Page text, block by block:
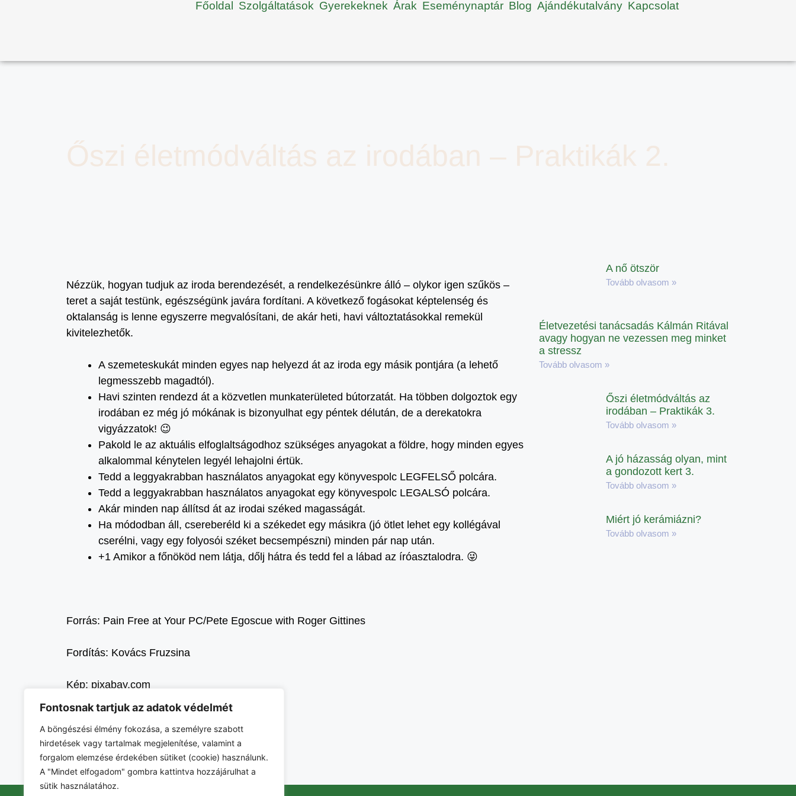
Fontosnak tartjuk az adatok védelmét
A böngészési élmény fokozása, a személyre szabott
hirdetések vagy tartalmak megjelenítése, valamint a
forgalom elemzése érdekében sütiket (cookie) használunk.
A "Mindet elfogadom" gombra kattintva hozzájárulhat a
sütik használatához.
Főoldal Szolgáltatások Gyerekeknek Árak Eseménynaptár Blog Ajándékutalvány Kapcsolat
Őszi életmódváltás az irodában – Praktikák 2.
Nézzük, hogyan tudjuk az iroda berendezését, a rendelkezésünkre álló – olykor igen szűkös –
teret a saját testünk, egészségünk javára fordítani. A következő fogásokat képtelenség és
oktalanság is lenne egyszerre megvalósítani, de akár heti, havi változtatásokkal remekül
kivitelezhetők.
A szemeteskukát minden egyes nap helyezd át az iroda egy másik pontjára (a lehető
legmesszebb magadtól).
Havi szinten rendezd át a közvetlen munkaterületed bútorzatát. Ha többen dolgoztok egy
irodában ez még jó mókának is bizonyulhat egy péntek délután, de a derekatokra
vigyázzatok! 😉
Pakold le az aktuális elfoglaltságodhoz szükséges anyagokat a földre, hogy minden egyes
alkalommal kénytelen legyél lehajolni értük.
Tedd a leggyakrabban használatos anyagokat egy könyvespolc LEGFELSŐ polcára.
Tedd a leggyakrabban használatos anyagokat egy könyvespolc LEGALSÓ polcára.
Akár minden nap állítsd át az irodai széked magasságát.
Ha módodban áll, csereberéld ki a székedet egy másikra (jó ötlet lehet egy kollégával
cserélni, vagy egy folyosói széket becsempészni) minden pár nap után.
+1 Amikor a főnököd nem látja, dőlj hátra és tedd fel a lábad az íróasztalodra. 😜
Forrás: Pain Free at Your PC/Pete Egoscue with Roger Gittines
Fordítás: Kovács Fruzsina
Kép: pixabay.com
A nő ötször
Tovább olvasom »
Életvezetési tanácsadás Kálmán Ritával
avagy hogyan ne vezessen meg minket
a stressz
Tovább olvasom »
Őszi életmódváltás az
irodában – Praktikák 3.
Tovább olvasom »
A jó házasság olyan, mint
a gondozott kert 3.
Tovább olvasom »
Miért jó kerámiázni?
Tovább olvasom »